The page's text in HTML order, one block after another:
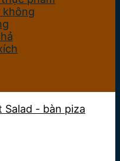
không
Salad - bàn piza